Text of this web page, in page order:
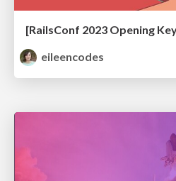
eileencodes